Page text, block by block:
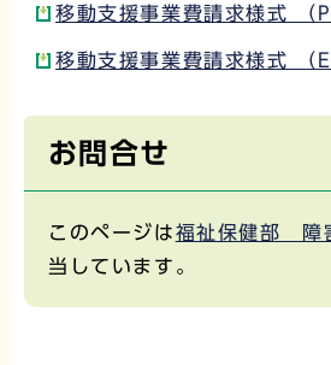
移動支援事業費請求様式 （
移動支援事業費請求様式
お問合せ
このページは福祉保健部 障
当しています。